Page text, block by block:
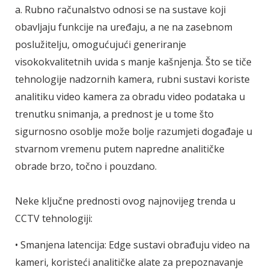
a. Rubno računalstvo odnosi se na sustave koji
obavljaju funkcije na uređaju, a ne na zasebnom
poslužitelju, omogućujući generiranje
visokokvalitetnih uvida s manje kašnjenja. Što se tiče
tehnologije nadzornih kamera, rubni sustavi koriste
analitiku video kamera za obradu video podataka u
trenutku snimanja, a prednost je u tome što
sigurnosno osoblje može bolje razumjeti događaje u
stvarnom vremenu putem napredne analitičke
obrade brzo, točno i pouzdano.
Neke ključne prednosti ovog najnovijeg trenda u
CCTV tehnologiji:
• Smanjena latencija: Edge sustavi obrađuju video na
kameri, koristeći analitičke alate za prepoznavanje